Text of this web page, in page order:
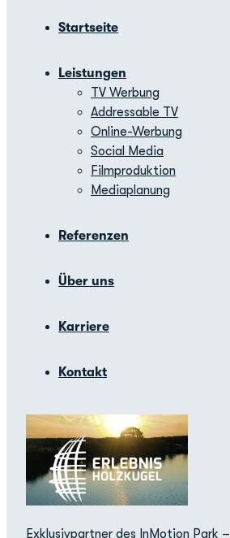
Startseite
Leistungen
TV Werbung
Addressable TV
Online-Werbung
Social Media
Filmproduktion
Mediaplanung
Referenzen
Über uns
Karriere
Kontakt
Exklusivpartner des InMotion Park –